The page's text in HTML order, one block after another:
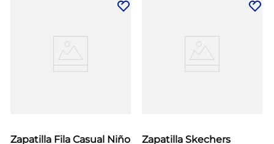
Zapatilla Fila Casual Niño
Zapatilla Skechers